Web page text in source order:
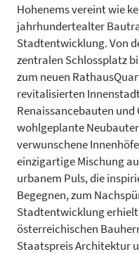
Hohenems vereint wie
jahrhundertealter
Stadtentwicklung. Von
zentralen Schlossplatz
zum neuen
revitalisierten
Renaissancebauten
wohlgeplante
verwunschene
einzigartige Mischung
urbanem Puls, die
Begegnen, zum
Stadtentwicklung erhielt
österreichischen
Staatspreis Architektur